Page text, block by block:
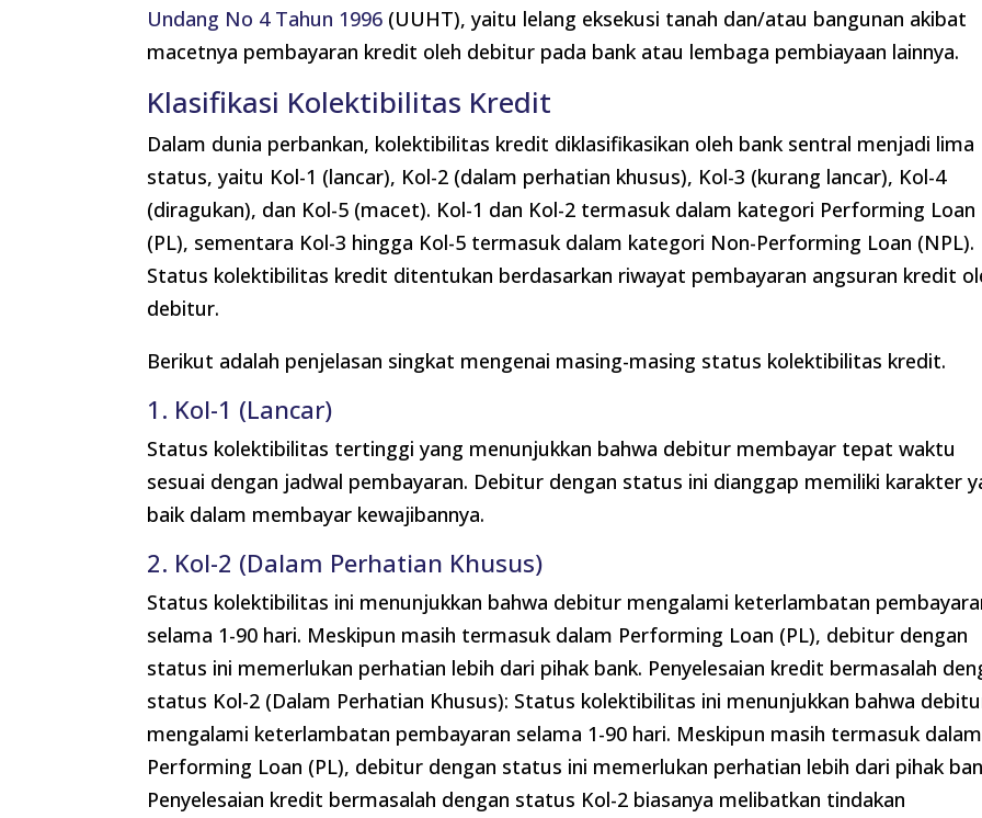
Undang No 4 Tahun 1996 (UUHT), yaitu lelang eksekusi tanah dan/atau bangunan akibat
macetnya pembayaran kredit oleh debitur pada bank atau lembaga pembiayaan lainnya.
Klasifikasi Kolektibilitas Kredit
Dalam dunia perbankan, kolektibilitas kredit diklasifikasikan oleh bank sentral menjadi lima
status, yaitu Kol-1 (lancar), Kol-2 (dalam perhatian khusus), Kol-3 (kurang lancar), Kol-4
(diragukan), dan Kol-5 (macet). Kol-1 dan Kol-2 termasuk dalam kategori Performing Loan
(PL), sementara Kol-3 hingga Kol-5 termasuk dalam kategori Non-Performing Loan (NPL).
Status kolektibilitas kredit ditentukan berdasarkan riwayat pembayaran angsuran kredit
debitur.
Berikut adalah penjelasan singkat mengenai masing-masing status kolektibilitas kredit.
1. Kol-1 (Lancar)
Status kolektibilitas tertinggi yang menunjukkan bahwa debitur membayar tepat waktu
sesuai dengan jadwal pembayaran. Debitur dengan status ini dianggap memiliki karakter
baik dalam membayar kewajibannya.
2. Kol-2 (Dalam Perhatian Khusus)
Status kolektibilitas ini menunjukkan bahwa debitur mengalami keterlambatan
selama 1-90 hari. Meskipun masih termasuk dalam Performing Loan (PL), debitur dengan
status ini memerlukan perhatian lebih dari pihak bank. Penyelesaian kredit bermasalah
status Kol-2 (Dalam Perhatian Khusus): Status kolektibilitas ini menunjukkan bahwa
mengalami keterlambatan pembayaran selama 1-90 hari. Meskipun masih termasuk dalam
Performing Loan (PL), debitur dengan status ini memerlukan perhatian lebih dari pihak
Penyelesaian kredit bermasalah dengan status Kol-2 biasanya melibatkan tindakan